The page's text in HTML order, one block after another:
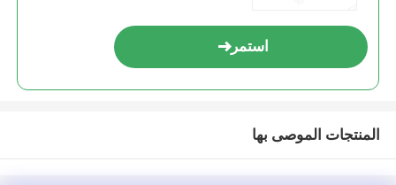
استمر
المنتجات الموصى بها